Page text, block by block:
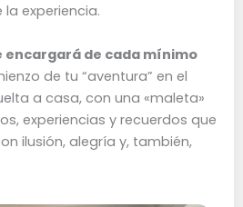
experiencia.
encargará de cada mínimo
de tu “aventura” en el
a casa, con una «maleta»
experiencias y recuerdos que
ilusión, alegría y, también,